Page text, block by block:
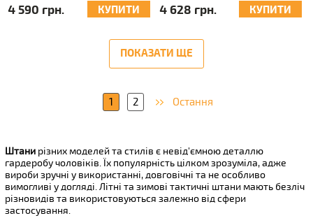
4 590 грн. КУПИТИ 4 628 грн. КУПИТИ
ПОКАЗАТИ ЩЕ
1 2 Остання
Штани різних моделей та стилів є невід'ємною деталлю
гардеробу чоловіків. Їх популярність цілком зрозуміла, адже
вироби зручні у використанні, довговічні та не особливо
вимогливі у догляді. Літні та зимові тактичні штани мають безліч
різновидів та використовуються залежно від сфери
застосування.